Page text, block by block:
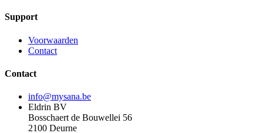
Support
Voorwaarden
Contact
Contact
info@mysana.be
Eldrin BV
Bosschaert de Bouwellei 56
2100 Deurne